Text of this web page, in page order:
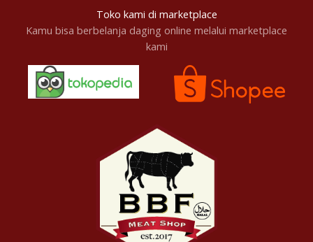
Toko kami di marketplace
Kamu bisa berbelanja daging online melalui marketplace
kami